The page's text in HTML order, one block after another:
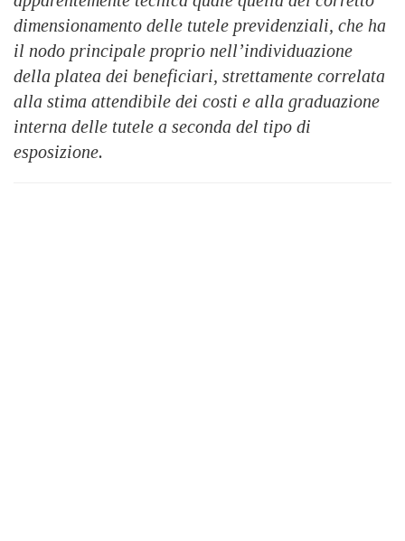
dimensionamento delle tutele previdenziali, che ha
il nodo principale proprio nell’individuazione
della platea dei beneficiari, strettamente correlata
alla stima attendibile dei costi e alla graduazione
interna delle tutele a seconda del tipo di
esposizione.